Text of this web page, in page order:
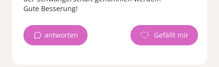
Gute Besserung!
antworten